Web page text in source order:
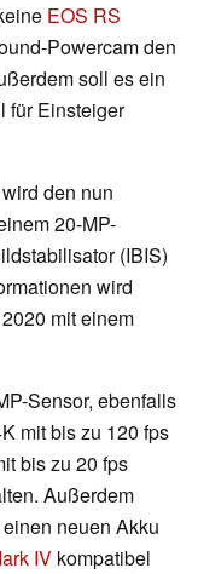
EOS RS
Powercam den
soll es ein
für Einsteiger
wird den nun
20-MP-
(IBIS)
wird
mit einem
Sensor, ebenfalls
mit bis zu 120 fps
bis zu 20 fps
Außerdem
neuen Akku
IV kompatibel